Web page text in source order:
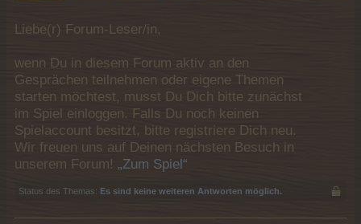
Liebe(r) Forum-Leser/in,
wenn Du in diesem Forum aktiv an den
Gesprächen teilnehmen oder eigene Themen
starten möchtest, musst Du Dich bitte zunächst
im Spiel einloggen. Falls Du noch keinen
Spielaccount besitzt, bitte registriere Dich neu.
Wir freuen uns auf Deinen nächsten Besuch in
unserem Forum! „Zum Spiel“
Status des Themas: Es sind keine weiteren Antworten möglich.